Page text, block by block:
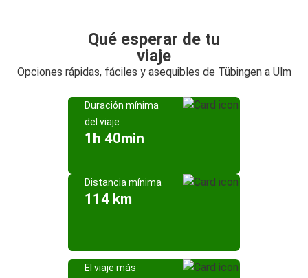
Qué esperar de tu
viaje
Opciones rápidas, fáciles y asequibles de Tübingen a Ulm
Duración mínima
del viaje
1h 40min
Distancia mínima
114 km
El viaje más